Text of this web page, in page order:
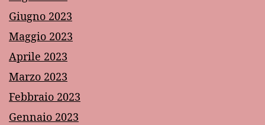
Giugno 2023
Maggio 2023
Aprile 2023
Marzo 2023
Febbraio 2023
Gennaio 2023